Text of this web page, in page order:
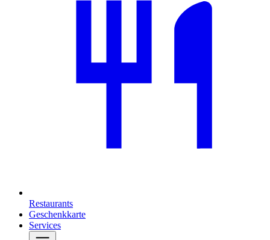
Restaurants
Geschenkkarte
Services